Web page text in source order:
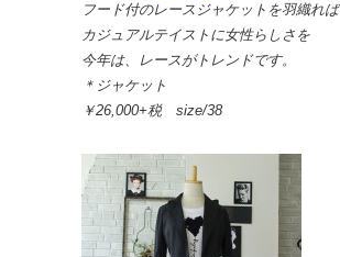
フード付のレースジャケットを羽織れば
カジュアルテイストに女性らしさを
今年は、レースがトレンドです。
＊ジャケット
￥26,000+税 size/38